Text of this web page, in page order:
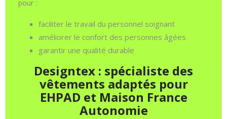
pour :
faciliter le travail du personnel soignant
améliorer le confort des personnes âgées
garantir une qualité durable
Designtex : spécialiste des
vêtements adaptés pour
EHPAD et Maison France
Autonomie